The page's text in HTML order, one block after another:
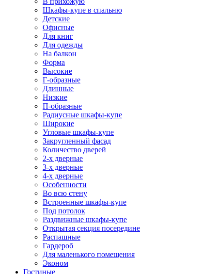
Шкафы-купе в спальню
Детские
Офисные
Для книг
Для одежды
На балкон
Форма
Высокие
Г-образные
Длинные
Низкие
П-образные
Радиусные шкафы-купе
Широкие
Угловые шкафы-купе
Закругленный фасад
Количество дверей
2-х дверные
3-х дверные
4-х дверные
Особенности
Во всю стену
Встроенные шкафы-купе
Под потолок
Раздвижные шкафы-купе
Открытая секция посередине
Распашные
Гардероб
Для маленького помещения
Эконом
Гостиные